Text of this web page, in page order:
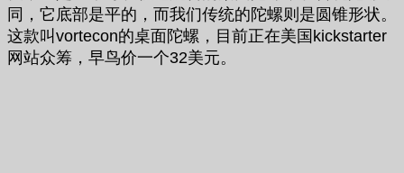
同，它底部是平的，而我们传统的陀螺则是圆锥形状。
这款叫vortecon的桌面陀螺，目前正在美国kickstarter
网站众筹，早鸟价一个32美元。